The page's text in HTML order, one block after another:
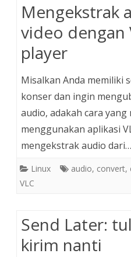
Mengekstrak
video dengan
player
Misalkan Anda memiliki
konser dan ingin
audio, adakah cara yang
menggunakan aplikasi
mengekstrak audio dari…
Linux audio, convert,
VLC
Send Later:
kirim nanti